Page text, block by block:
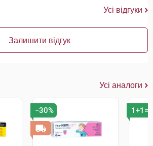
Усі відгуки
Залишити відгук
Усі аналоги
−30% 1+1=3